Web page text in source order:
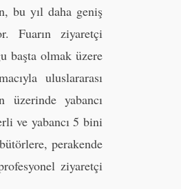
bu yıl daha geniş
Fuarın ziyaretçi
başta olmak üzere
uluslararası
yabancı
ve yabancı 5 bini
perakende
ziyaretçi